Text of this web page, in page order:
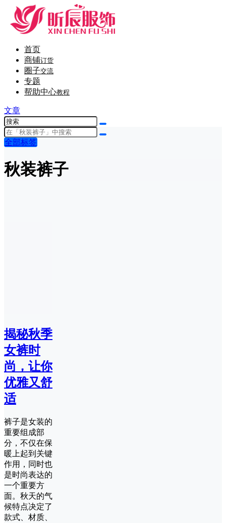
首页
商铺订货
圈子交流
专题
帮助中心教程
文章
全部标签
秋装裤子
揭秘秋季
女裤时
尚，让你
优雅又舒
适
裤子是女装的
重要组成部
分，不仅在保
暖上起到关键
作用，同时也
是时尚表达的
一个重要方
面。秋天的气
候特点决定了
款式、材质、